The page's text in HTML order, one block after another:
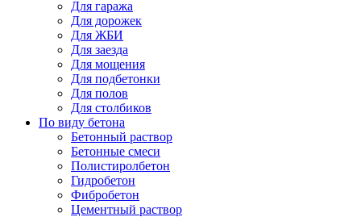
Для гаража
Для дорожек
Для ЖБИ
Для заезда
Для мощения
Для подбетонки
Для полов
Для столбиков
По виду бетона
Бетонный раствор
Бетонные смеси
Полистиролбетон
Гидробетон
Фибробетон
Цементный раствор